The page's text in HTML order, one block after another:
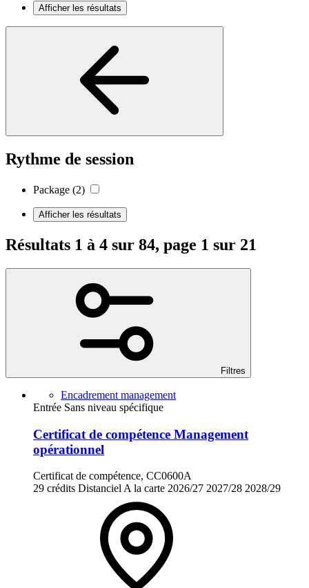
Afficher les résultats
Rythme de session
Package (2)
Afficher les résultats
Résultats 1 à 4 sur 84, page 1 sur 21
Filtres
Encadrement management
Entrée Sans niveau spécifique
Certificat de compétence Management
opérationnel
Certificat de compétence, CC0600A
29 crédits Distanciel A la carte 2026/27 2027/28 2028/29